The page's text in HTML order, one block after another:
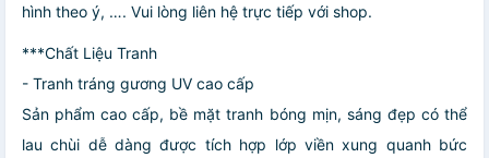
hình theo ý, …. Vui lòng liên hệ trực tiếp với shop.
***Chất Liệu Tranh
- Tranh tráng gương UV cao cấp
Sản phẩm cao cấp, bề mặt tranh bóng mịn, sáng đẹp có thể
lau chùi dễ dàng được tích hợp lớp viền xung quanh bức